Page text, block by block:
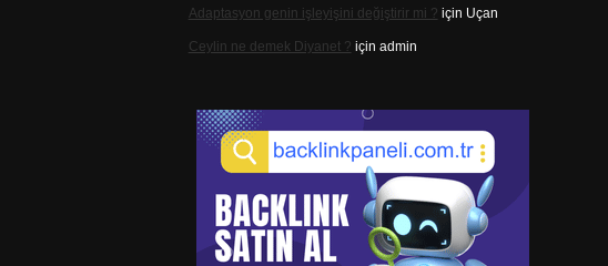
Adaptasyon genin işleyişini değiştirir mi ? için Uçan
Ceylin ne demek Diyanet ? için admin